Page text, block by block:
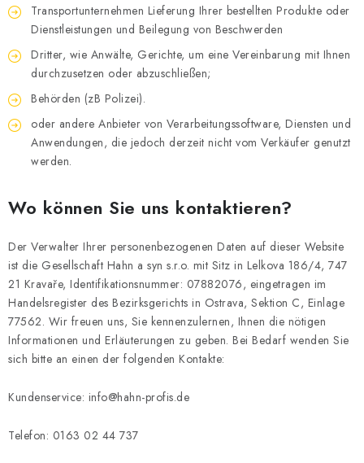
Transportunternehmen Lieferung Ihrer bestellten Produkte oder
Dienstleistungen und Beilegung von Beschwerden
Dritter, wie Anwälte, Gerichte, um eine Vereinbarung mit Ihnen
durchzusetzen oder abzuschließen;
Behörden (zB Polizei).
oder andere Anbieter von Verarbeitungssoftware, Diensten und
Anwendungen, die jedoch derzeit nicht vom Verkäufer genutzt
werden.
Wo können Sie uns kontaktieren?
Der Verwalter Ihrer personenbezogenen Daten auf dieser Website
ist die Gesellschaft Hahn a syn s.r.o. mit Sitz in Lelkova 186/4, 747
21 Kravaře, Identifikationsnummer: 07882076, eingetragen im
Handelsregister des Bezirksgerichts in Ostrava, Sektion C, Einlage
77562. Wir freuen uns, Sie kennenzulernen, Ihnen die nötigen
Informationen und Erläuterungen zu geben. Bei Bedarf wenden Sie
sich bitte an einen der folgenden Kontakte:
Kundenservice: info@hahn-profis.de
Telefon: 0163 02 44 737